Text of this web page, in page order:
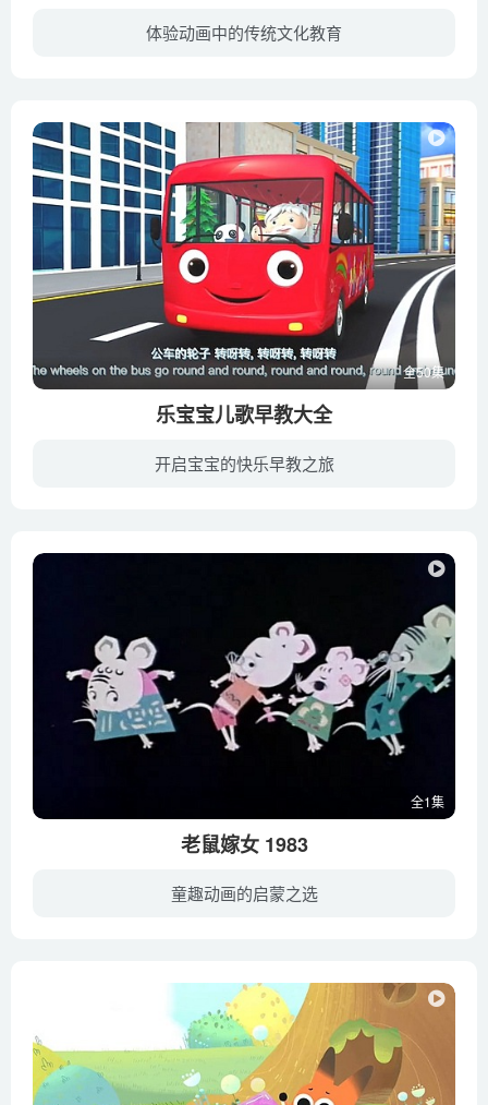
体验动画中的传统文化教育
全50集
乐宝宝儿歌早教大全
开启宝宝的快乐早教之旅
全1集
老鼠嫁女 1983
童趣动画的启蒙之选